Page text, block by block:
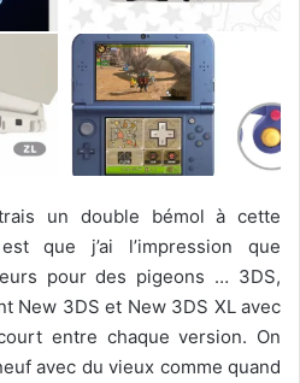
un double bémol à cette
que j’ai l’impression que
pour des pigeons … 3DS,
New 3DS et New 3DS XL avec
entre chaque version. On
avec du vieux comme quand